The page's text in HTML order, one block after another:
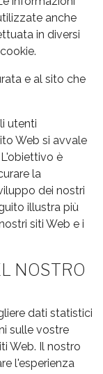
anche
in diversi
e al sito che
utenti
Web si avvale
è
la
dei nostri
illustra più
siti Web e i
NOSTRO
dati statistici
sulle vostre
Web. Il nostro
l'esperienza